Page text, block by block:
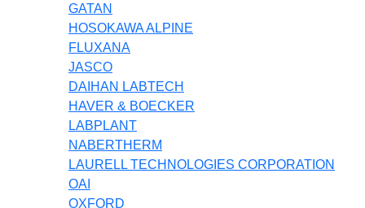
GATAN
HOSOKAWA ALPINE
FLUXANA
JASCO
DAIHAN LABTECH
HAVER & BOECKER
LABPLANT
NABERTHERM
LAURELL TECHNOLOGIES CORPORATION
OAI
OXFORD